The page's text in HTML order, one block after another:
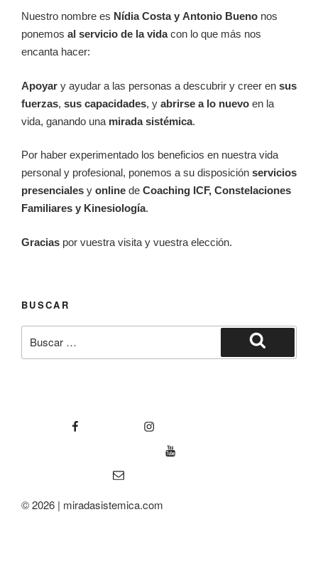
Nuestro nombre es Nídia Costa y Antonio Bueno nos
ponemos al servicio de la vidacon lo que más nos
encanta hacer:
Apoyar y ayudar a las personas a descubrir y creer en sus
fuerzas, sus capacidades, y abrirse a lo nuevo en la
vida, ganando una mirada sistémica.
Por haber experimentado los beneficios en nuestra vida
personal y profesional, ponemos a su disposición servicios
presenciales y online de Coaching ICF, Constelaciones
Familiares y Kinesiología.
Gracias por vuestra visita y vuestra elección.
BUSCAR
© 2026 | miradasistemica.com